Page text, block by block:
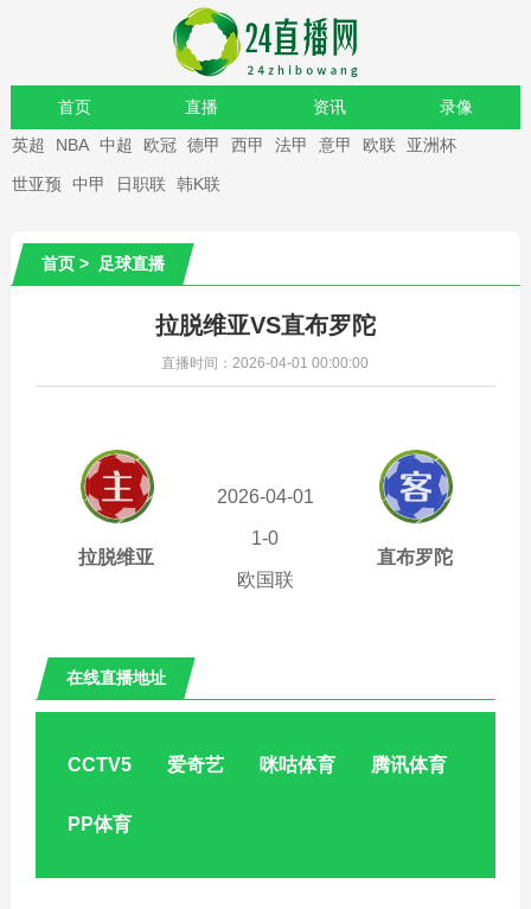
首页 直播 资讯 录像
重要赛事
英超 NBA 中超 欧冠 德甲 西甲 法甲 意甲 欧联 亚洲杯
世亚预 中甲 日职联 韩K联
首页> 足球直播
拉脱维亚VS直布罗陀
直播时间：2026-04-01 00:00:00
拉脱维亚
2026-04-01
00:00:00
1-0
欧国联
直布罗陀
拉脱维亚VS直布罗陀
在线直播地址
CCTV5 爱奇艺 咪咕体育 腾讯体育
PP体育